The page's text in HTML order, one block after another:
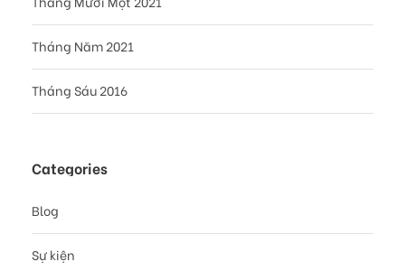
Tháng Năm 2021
Tháng Sáu 2016
Categories
Blog
Sự kiện